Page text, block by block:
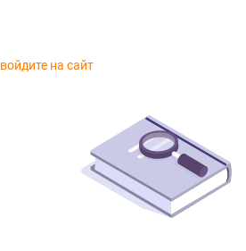
войдите на сайт